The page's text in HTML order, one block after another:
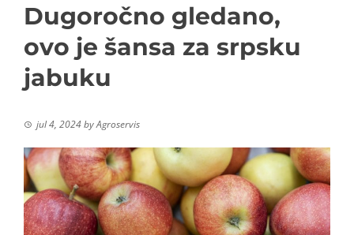
Dugoročno gledano,
ovo je šansa za srpsku
jabuku
jul 4, 2024byAgroservis